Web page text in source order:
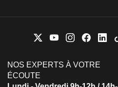
NOS EXPERTS À VOTRE
ÉCOUTE